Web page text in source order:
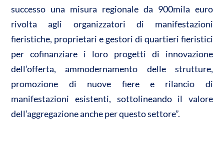
successo una misura regionale da 900mila euro
rivolta agli organizzatori di manifestazioni
fieristiche, proprietari e gestori di quartieri fieristici
per cofinanziare i loro progetti di innovazione
dell’offerta, ammodernamento delle strutture,
promozione di nuove fiere e rilancio di
manifestazioni esistenti, sottolineando il valore
dell’aggregazione anche per questo settore”.